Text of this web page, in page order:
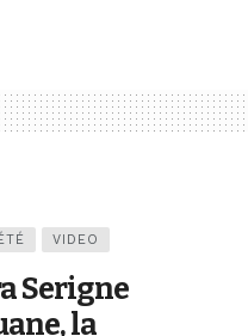
VIDEO
Serigne
la